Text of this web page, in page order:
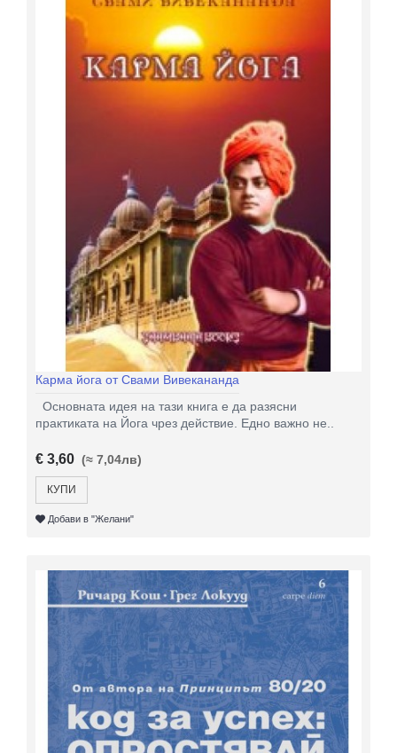
Карма йога от Свами Вивекананда
Основната идея на тази книга е да разясни
практиката на Йога чрез действие. Едно важно не..
€ 3,60 (≈ 7,04лв)
КУПИ
Добави в "Желани"